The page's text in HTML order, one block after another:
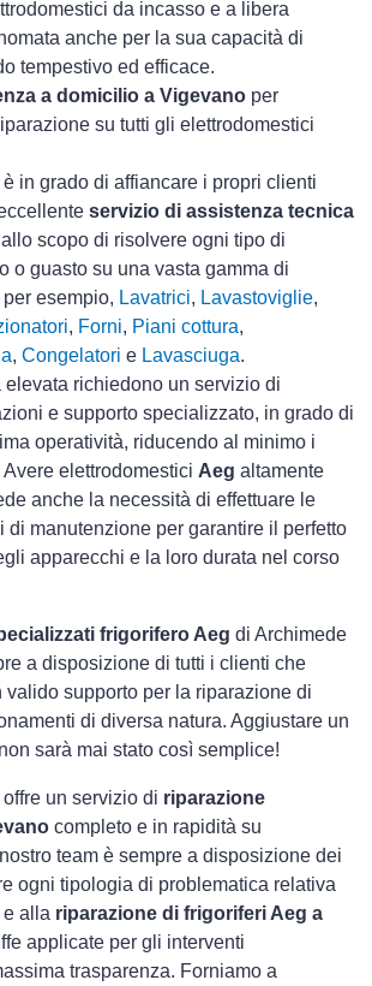
da incasso e a libera
anche per la sua capacità di
tempestivo ed efficace.
a domicilio a Vigevano per
su tutti gli elettrodomestici
in grado di affiancare i propri clienti
servizio di assistenza tecnica
allo scopo di risolvere ogni tipo di
o guasto su una vasta gamma di
esempio, Lavatrici, Lavastoviglie,
, Forni, Piani cottura,
, Congelatori e Lavasciuga.
elevata richiedono un servizio di
e supporto specializzato, in grado di
operatività, riducendo al minimo i
elettrodomestici Aeg altamente
anche la necessità di effettuare le
di manutenzione per garantire il perfetto
apparecchi e la loro durata nel corso
frigorifero Aeg di Archimede
a disposizione di tutti i clienti che
valido supporto per la riparazione di
di diversa natura. Aggiustare un
sarà mai stato così semplice!
un servizio di riparazione
completo e in rapidità su
team è sempre a disposizione dei
ogni tipologia di problematica relativa
alla riparazione di frigoriferi Aeg a
applicate per gli interventi
trasparenza. Forniamo a